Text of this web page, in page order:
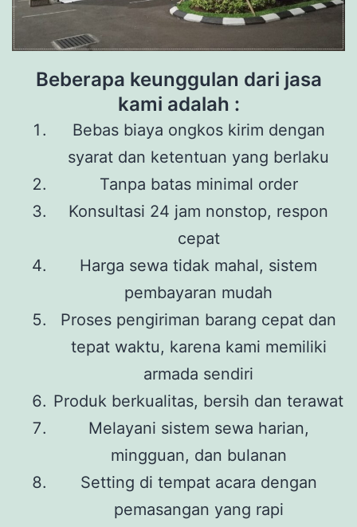
Beberapa keunggulan dari jasa
kami adalah :
Bebas biaya ongkos kirim dengan
syarat dan ketentuan yang berlaku
Tanpa batas minimal order
Konsultasi 24 jam nonstop, respon
cepat
Harga sewa tidak mahal, sistem
pembayaran mudah
Proses pengiriman barang cepat dan
tepat waktu, karena kami memiliki
armada sendiri
Produk berkualitas, bersih dan terawat
Melayani sistem sewa harian,
mingguan, dan bulanan
Setting di tempat acara dengan
pemasangan yang rapi